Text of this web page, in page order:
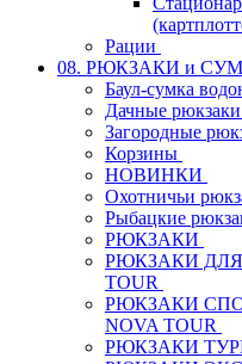
Рации
08. РЮКЗАКИ и
Баул-сумка
Дачные рюкзаки
Загородные
Корзины
НОВИНКИ
Охотничьи
Рыбацкие
РЮКЗАКИ
РЮКЗАКИ ДЛЯ
TOUR
РЮКЗАКИ
NOVA TOUR
РЮКЗАКИ